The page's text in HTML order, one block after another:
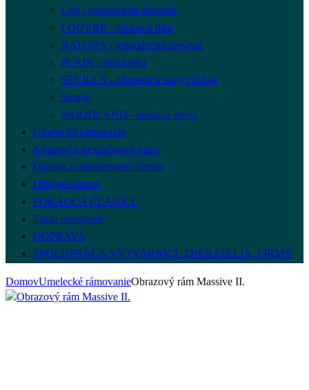
Loft - jednoduchá drevená
LOUVRE - zdobená lišta
NATURA - jednoduchá drevená
PLAIN - tenká lišta
SEVILLA - zdobená a starý vzhľad
Simple
WOODLAND - imitácia dreva
Umelecké rámovanie
Kruhové a hexagónové rámy
Oprava a reštaurovanie rámov
Dizajnér rámov
PORADCA ČLÁNKY
Takto rámujeme
DOPRAVA
SPOLUPRÁCA VÝTVARNÍCI, ZBERATELIA, FIRMY
DomovUmelecké rámovanieObrazový rám Massive II.